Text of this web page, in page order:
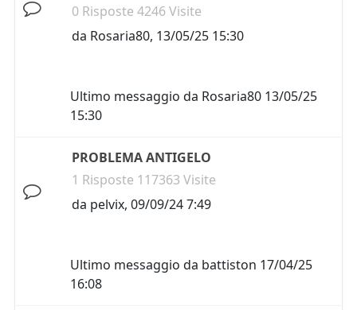
0 Risposte 4246 Visite
da Rosaria80, 13/05/25 15:30
Ultimo messaggio da Rosaria80 13/05/25
15:30
PROBLEMA ANTIGELO
1 Risposte 117363 Visite
da pelvix, 09/09/24 7:49
Ultimo messaggio da battiston 17/04/25
16:08